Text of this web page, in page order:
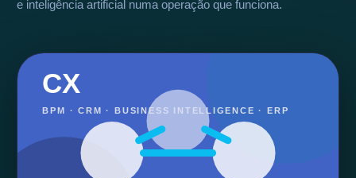
e inteligência artificial numa operação que funciona.
CX
BPM · CRM · BUSINESS INTELLIGENCE · ERP